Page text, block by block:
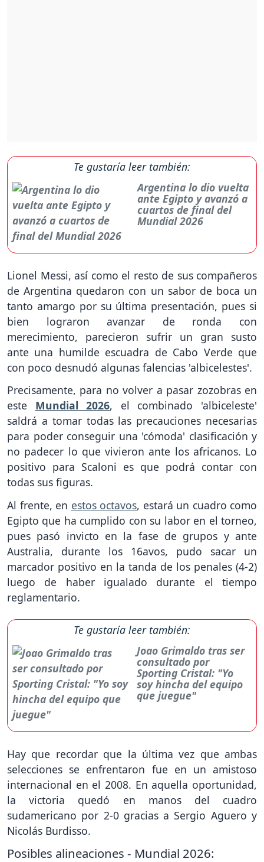
Te gustaría leer también:
Argentina lo dio vuelta
ante Egipto y avanzó a
cuartos de final del
Mundial 2026
Lionel Messi, así como el resto de sus compañeros
de Argentina quedaron con un sabor de boca un
tanto amargo por su última presentación, pues si
bien lograron avanzar de ronda con
merecimiento, parecieron sufrir un gran susto
ante una humilde escuadra de Cabo Verde que
con poco desnudó algunas falencias 'albicelestes'.
Precisamente, para no volver a pasar zozobras en
este Mundial 2026, el combinado 'albiceleste'
saldrá a tomar todas las precauciones necesarias
para poder conseguir una 'cómoda' clasificación y
no padecer lo que vivieron ante los africanos. Lo
positivo para Scaloni es que podrá contar con
todas sus figuras.
Al frente, en estos octavos, estará un cuadro como
Egipto que ha cumplido con su labor en el torneo,
pues pasó invicto en la fase de grupos y ante
Australia, durante los 16avos, pudo sacar un
marcador positivo en la tanda de los penales (4-2)
luego de haber igualado durante el tiempo
reglamentario.
Te gustaría leer también:
Joao Grimaldo tras ser
consultado por
Sporting Cristal: "Yo
soy hincha del equipo
que juegue"
Hay que recordar que la última vez que ambas
selecciones se enfrentaron fue en un amistoso
internacional en el 2008. En aquella oportunidad,
la victoria quedó en manos del cuadro
sudamericano por 2-0 gracias a Sergio Aguero y
Nicolás Burdisso.
Posibles alineaciones - Mundial 2026: